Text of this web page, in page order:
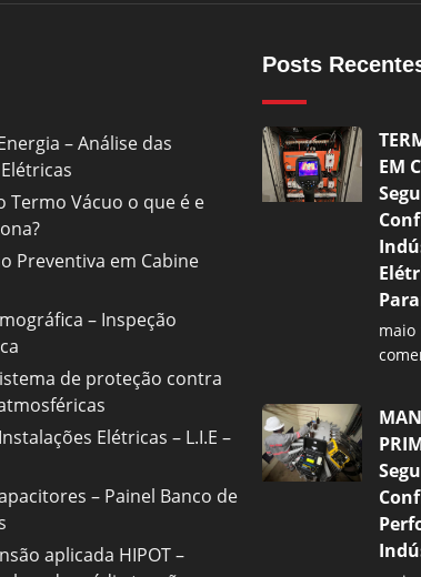
– Análise das
Termo Vácuo o que é e
Preventiva em Cabine
– Inspeção
de proteção contra
Elétricas – L.I.E –
– Painel Banco de
aplicada HIPOT –
Posts
EM
maio